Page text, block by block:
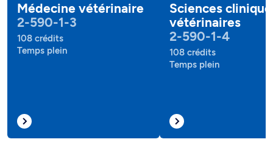
Médecine vétérinaire
2-590-1-3
108 crédits
Temps plein
Sciences
vétérinaires
2-590-1-4
108 crédits
Temps plein